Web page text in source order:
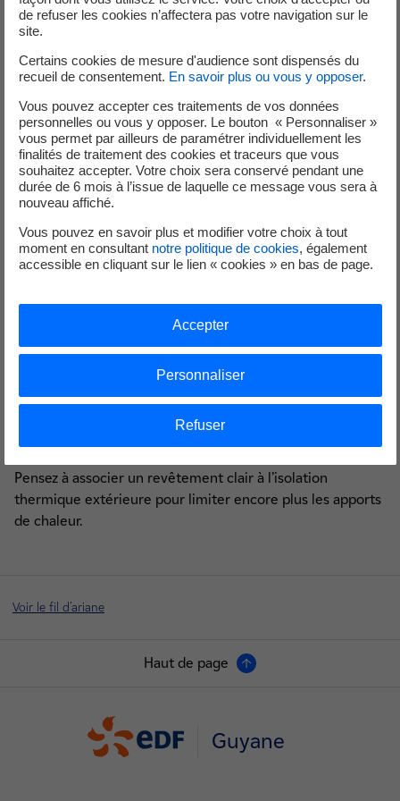
Une fois installée, il est essentiel de bien entretenir votre
climatisation. En plus de garantir des performances et une
efficacité énergétique optimales, un entretien régulier est
nécessaire pour éviter les problèmes de santé liés à des
filtres encrassés. Un entretien annuel est d’ailleurs
obligatoire, et il est recommandé d’établir un contrat de
maintenance dès l’achat de votre appareil. Il est
également important de contrôler régulièrement son
étanchéité, pour détecter d’éventuelles fuites.
consommation d’énergie, veillez à isoler correctement
votre logement. L’isolation permet de maintenir des
bénéficier d’un meilleur confort, et peut réduire la
température de votre intérieur de 5 °C. L’isolation
extérieure, comme les toitures réfléchissantes et le
bardage pour les murs, offre de meilleures performances
que l’isolation intérieure en permettant d’éviter les ponts
réduire la température intérieure de 3 °C à 4 °C, et donc
Pensez à associer un revêtement clair à l’isolation
thermique extérieure pour limiter encore plus les apports
de chaleur.
Voir le fil d'ariane
Haut de page
Guyane
de refuser les cookies n’affectera pas votre navigation sur le
site.
Certains cookies de mesure d'audience sont dispensés du
recueil de consentement. En savoir plus ou vous y opposer.
Vous pouvez accepter ces traitements de vos données
personnelles ou vous y opposer. Le bouton « Personnaliser »
vous permet par ailleurs de paramétrer individuellement les
finalités de traitement des cookies et traceurs que vous
souhaitez accepter. Votre choix sera conservé pendant une
durée de 6 mois à l’issue de laquelle ce message vous sera à
nouveau affiché.
Vous pouvez en savoir plus et modifier votre choix à tout
moment en consultant notre politique de cookies, également
accessible en cliquant sur le lien « cookies » en bas de page.
Refuser
Personnaliser
Accepter